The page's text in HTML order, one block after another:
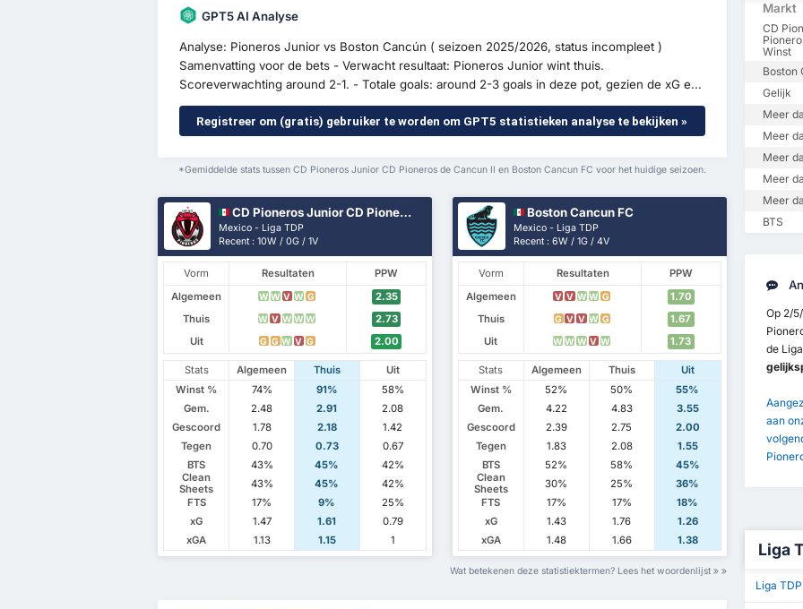
GPT5 AI Analyse
Analyse: Pioneros Junior vs Boston Cancún ( seizoen 2025/2026, status incompleet )
Samenvatting voor de bets - Verwacht resultaat: Pioneros Junior wint thuis.
Scoreverwachting around 2-1. - Totale goals: around 2-3 goals in deze pot, gezien de xG e...
Registreer om (gratis) gebruiker te worden om GPT5 statistieken analyse te bekijken »
*Gemiddelde stats tussen CD Pioneros Junior CD Pioneros de Cancun II en Boston Cancun FC voor het huidige seizoen.
CD Pioneros Junior CD Pioneros de Cancun II
Mexico - Liga TDP
Recent : 10W / 0G / 1V
Vorm Resultaten
PPW
Algemeen
W W V W G
2.35
Thuis
W V W W W
2.73
Uit
G G W V G 2.00
Stats Algemeen Thuis
Uit
Winst %
74% 91%
58%
Gem.
2.48 2.91
2.08
Gescoord
1.78 2.18
1.42
Tegen
0.70 0.73
0.67
BTS
43% 45%
42%
Clean
Sheets
43% 45%
42%
FTS
17% 9%
25%
xG
1.47 1.61
0.79
xGA
1.13 1.15 1
Boston Cancun FC
Mexico - Liga TDP
Recent : 6W / 1G / 4V
Vorm Resultaten
PPW
Algemeen
V V W W G
1.70
Thuis
G V V W G
1.67
Uit
W W W V W 1.73
Stats Algemeen Thuis
Uit
Winst %
52% 50%
55%
Gem.
4.22 4.83
3.55
Gescoord
2.39 2.75
2.00
Tegen
1.83 2.08
1.55
BTS
52% 58%
45%
Clean
Sheets
30% 25%
36%
FTS
17% 17%
18%
xG
1.43 1.76
1.26
xGA
1.48 1.66 1.38
Wat betekenen deze statistiektermen? Lees het woordenlijst
Markt
CD
Winst
Boston
Gelijk
Meer
Meer
Meer
Meer
Meer
BTS
Op 2/
de
aan
Liga
Liga